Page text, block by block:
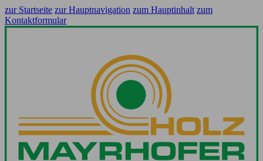
zur Startseite zur Hauptnavigation zum Hauptinhalt zum
Kontaktformular